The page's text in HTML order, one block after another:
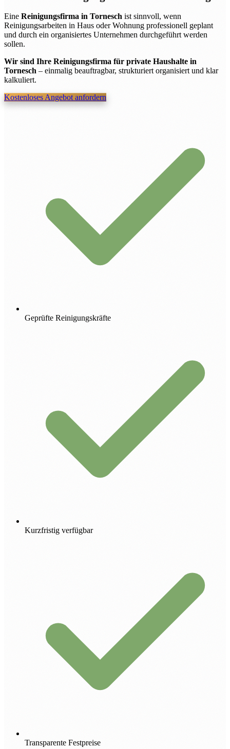
Eine Reinigungsfirma in Tornesch ist sinnvoll, wenn
Reinigungsarbeiten in Haus oder Wohnung professionell geplant
und durch ein organisiertes Unternehmen durchgeführt werden
sollen.
Wir sind Ihre Reinigungsfirma für private Haushalte in
Tornesch – einmalig beauftragbar, strukturiert organisiert und klar
kalkuliert.
Kostenloses Angebot anfordern
Geprüfte Reinigungskräfte
Kurzfristig verfügbar
Transparente Festpreise